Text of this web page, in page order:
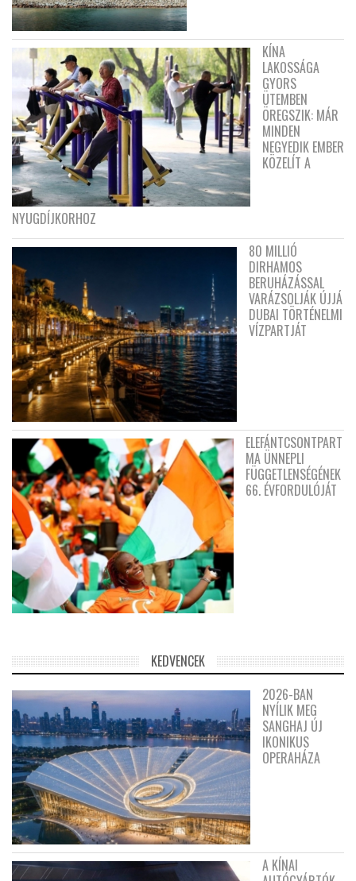
KÍNA
LAKOSSÁGA
GYORS
ÜTEMBEN
ÖREGSZIK: MÁR
MINDEN
NEGYEDIK EMBER
KÖZELÍT A
NYUGDÍJKORHOZ
80 MILLIÓ
DIRHAMOS
BERUHÁZÁSSAL
VARÁZSOLJÁK ÚJJÁ
DUBAI TÖRTÉNELMI
VÍZPARTJÁT
ELEFÁNTCSONTPART
MA ÜNNEPLI
FÜGGETLENSÉGÉNEK
66. ÉVFORDULÓJÁT
KEDVENCEK
2026-BAN
NYÍLIK MEG
SANGHAJ ÚJ
IKONIKUS
OPERAHÁZA
A KÍNAI